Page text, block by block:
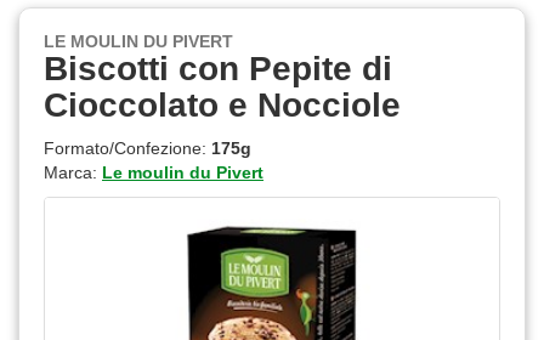
LE MOULIN DU PIVERT
Biscotti con Pepite di
Cioccolato e Nocciole
Formato/Confezione: 175g
Marca: Le moulin du Pivert